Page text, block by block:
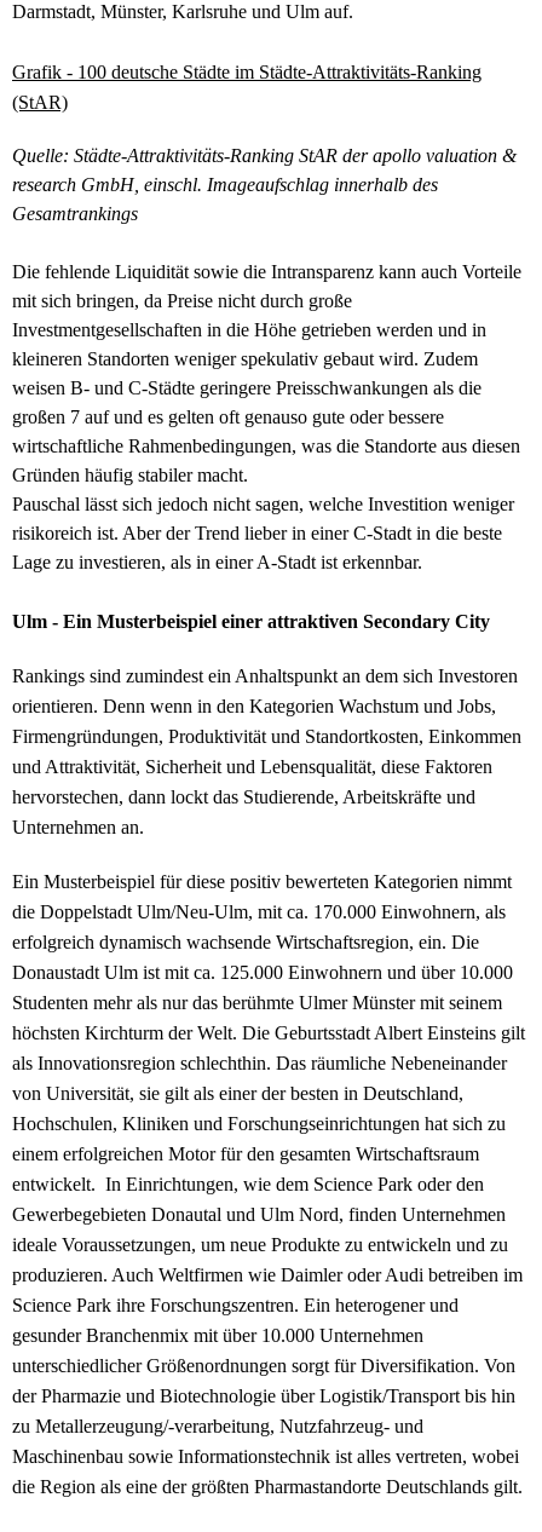
Darmstadt, Münster, Karlsruhe und Ulm auf.
Grafik - 100 deutsche Städte im Städte-Attraktivitäts-Ranking
(StAR)
Quelle: Städte-Attraktivitäts-Ranking StAR der apollo valuation &
research GmbH, einschl. Imageaufschlag innerhalb des
Gesamtrankings
Die fehlende Liquidität sowie die Intransparenz kann auch Vorteile
mit sich bringen, da Preise nicht durch große
Investmentgesellschaften in die Höhe getrieben werden und in
kleineren Standorten weniger spekulativ gebaut wird. Zudem
weisen B- und C-Städte geringere Preisschwankungen als die
großen 7 auf und es gelten oft genauso gute oder bessere
wirtschaftliche Rahmenbedingungen, was die Standorte aus diesen
Gründen häufig stabiler macht.
Pauschal lässt sich jedoch nicht sagen, welche Investition weniger
risikoreich ist. Aber der Trend lieber in einer C-Stadt in die beste
Lage zu investieren, als in einer A-Stadt ist erkennbar.
Ulm - Ein Musterbeispiel einer attraktiven Secondary City
Rankings sind zumindest ein Anhaltspunkt an dem sich Investoren
orientieren. Denn wenn in den Kategorien Wachstum und Jobs,
Firmengründungen, Produktivität und Standortkosten, Einkommen
und Attraktivität, Sicherheit und Lebensqualität, diese Faktoren
hervorstechen, dann lockt das Studierende, Arbeitskräfte und
Unternehmen an.
Ein Musterbeispiel für diese positiv bewerteten Kategorien nimmt
die Doppelstadt Ulm/Neu-Ulm, mit ca. 170.000 Einwohnern, als
erfolgreich dynamisch wachsende Wirtschaftsregion, ein. Die
Donaustadt Ulm ist mit ca. 125.000 Einwohnern und über 10.000
Studenten mehr als nur das berühmte Ulmer Münster mit seinem
höchsten Kirchturm der Welt. Die Geburtsstadt Albert Einsteins gilt
als Innovationsregion schlechthin. Das räumliche Nebeneinander
von Universität, sie gilt als einer der besten in Deutschland,
Hochschulen, Kliniken und Forschungseinrichtungen hat sich zu
einem erfolgreichen Motor für den gesamten Wirtschaftsraum
entwickelt. In Einrichtungen, wie dem Science Park oder den
Gewerbegebieten Donautal und Ulm Nord, finden Unternehmen
ideale Voraussetzungen, um neue Produkte zu entwickeln und zu
produzieren. Auch Weltfirmen wie Daimler oder Audi betreiben im
Science Park ihre Forschungszentren. Ein heterogener und
gesunder Branchenmix mit über 10.000 Unternehmen
unterschiedlicher Größenordnungen sorgt für Diversifikation. Von
der Pharmazie und Biotechnologie über Logistik/Transport bis hin
zu Metallerzeugung/-verarbeitung, Nutzfahrzeug- und
Maschinenbau sowie Informationstechnik ist alles vertreten, wobei
die Region als eine der größten Pharmastandorte Deutschlands gilt.